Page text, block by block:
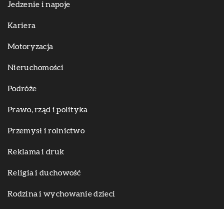
Jedzenie i napoje
Kariera
Motoryzacja
Nieruchomości
Podróże
Prawo, rząd i polityka
Przemysł i rolnictwo
Reklama i druk
Religia i duchowość
Rodzina i wychowanie dzieci